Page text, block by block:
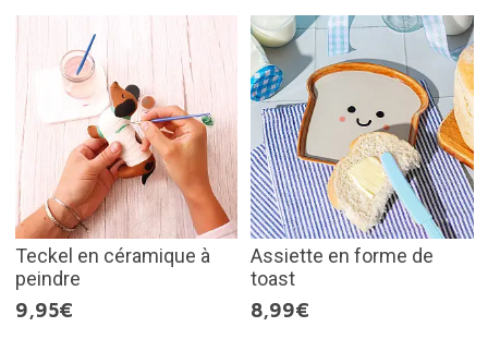
Teckel en céramique à
peindre
9,95€
Assiette en forme de
toast
8,99€